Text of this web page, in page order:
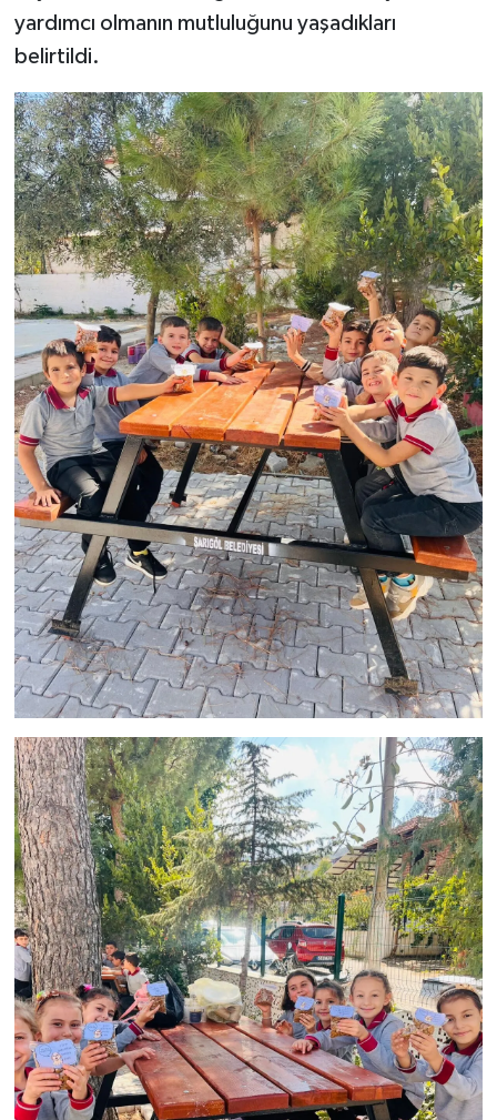
yardımcı olmanın mutluluğunu yaşadıkları
belirtildi.